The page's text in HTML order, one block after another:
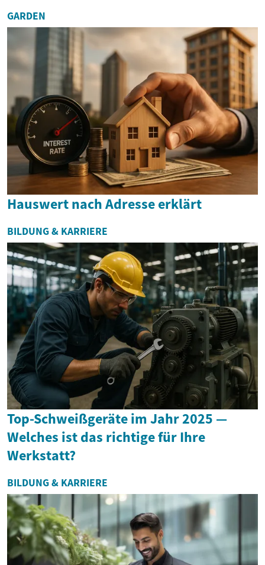
GARDEN
Hauswert nach Adresse erklärt
BILDUNG & KARRIERE
Top-Schweißgeräte im Jahr 2025 —
Welches ist das richtige für Ihre
Werkstatt?
BILDUNG & KARRIERE